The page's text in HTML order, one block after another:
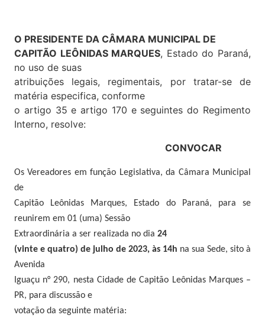
O PRESIDENTE DA CÂMARA MUNICIPAL DE
CAPITÃO LEÔNIDAS MARQUES, Estado do Paraná,
no uso de suas
atribuições legais, regimentais, por tratar-se de
matéria especifica, conforme
o artigo 35 e artigo 170 e seguintes do Regimento
Interno, resolve:
CONVOCAR
Os Vereadores em função Legislativa, da Câmara Municipal
de
Capitão Leônidas Marques, Estado do Paraná, para se
reunirem em 01 (uma) Sessão
Extraordinária a ser realizada no dia 24
(vinte e quatro) de julho de 2023, às 14h na sua Sede, sito à
Avenida
Iguaçu n° 290, nesta Cidade de Capitão Leônidas Marques –
PR, para discussão e
votação da seguinte matéria: